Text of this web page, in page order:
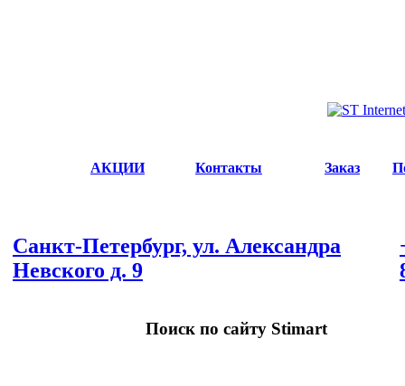
АКЦИИ Контакты Заказ
Санкт-Петербург, ул. Александра
Невского д. 9
Поиск по сайту Stimart